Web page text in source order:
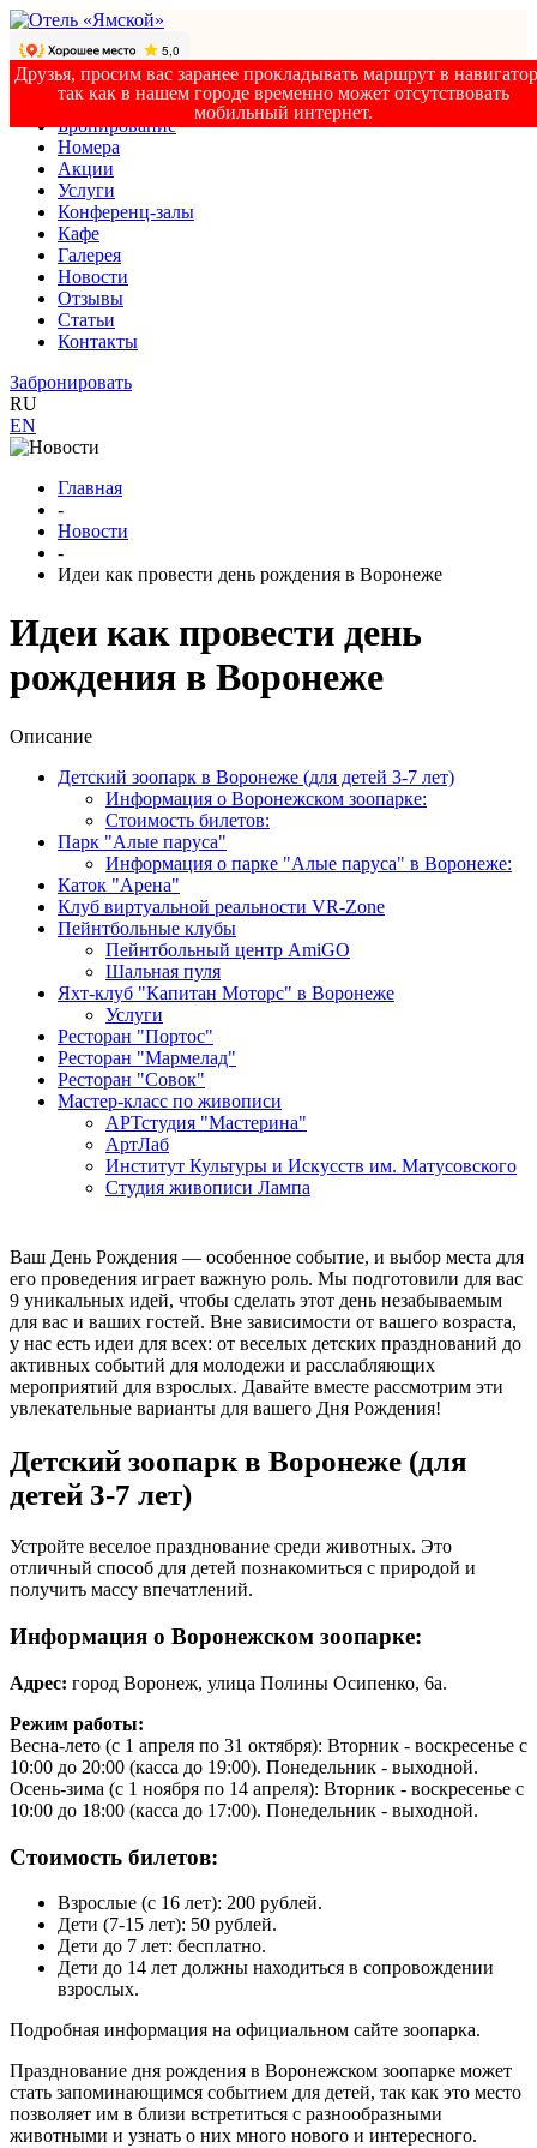
Друзья, просим вас заранее прокладывать маршрут в
так как в нашем городе временно может отсутствовать
мобильный интернет.
Бронирование
Номера
Акции
Услуги
Конференц-залы
Кафе
Галерея
Новости
Отзывы
Статьи
Контакты
Забронировать
RU
EN
Главная
-
Новости
-
Идеи как провести день рождения в Воронеже
Идеи как провести день
рождения в Воронеже
Описание
Детский зоопарк в Воронеже (для детей 3-7 лет)
Информация о Воронежском зоопарке:
Стоимость билетов:
Парк "Алые паруса"
Информация о парке "Алые паруса" в Воронеже:
Каток "Арена"
Клуб виртуальной реальности VR-Zone
Пейнтбольные клубы
Пейнтбольный центр AmiGO
Шальная пуля
Яхт-клуб "Капитан Моторс" в Воронеже
Услуги
Ресторан "Портос"
Ресторан "Мармелад"
Ресторан "Совок"
Мастер-класс по живописи
АРТстудия "Мастерина"
АртЛаб
Институт Культуры и Искусств им. Матусовского
Студия живописи Лампа
Ваш День Рождения — особенное событие, и выбор места для
его проведения играет важную роль. Мы подготовили для вас
9 уникальных идей, чтобы сделать этот день незабываемым
для вас и ваших гостей. Вне зависимости от вашего возраста,
у нас есть идеи для всех: от веселых детских празднований до
активных событий для молодежи и расслабляющих
мероприятий для взрослых. Давайте вместе рассмотрим эти
увлекательные варианты для вашего Дня Рождения!
Детский зоопарк в Воронеже (для
детей 3-7 лет)
Устройте веселое празднование среди животных. Это
отличный способ для детей познакомиться с природой и
получить массу впечатлений.
Информация о Воронежском зоопарке:
Адрес: город Воронеж, улица Полины Осипенко, 6а​.
Режим работы:
Весна-лето (с 1 апреля по 31 октября): Вторник - воскресенье с
10:00 до 20:00 (касса до 19:00). Понедельник - выходной.
Осень-зима (с 1 ноября по 14 апреля): Вторник - воскресенье с
10:00 до 18:00 (касса до 17:00). Понедельник - выходной.
Стоимость билетов:
Взрослые (с 16 лет): 200 рублей.
Дети (7-15 лет): 50 рублей.
Дети до 7 лет: бесплатно.
Дети до 14 лет должны находиться в сопровождении
взрослых.
Подробная информация на официальном сайте зоопарка.
Празднование дня рождения в Воронежском зоопарке может
стать запоминающимся событием для детей, так как это место
позволяет им в близи встретиться с разнообразными
животными и узнать о них много нового и интересного.